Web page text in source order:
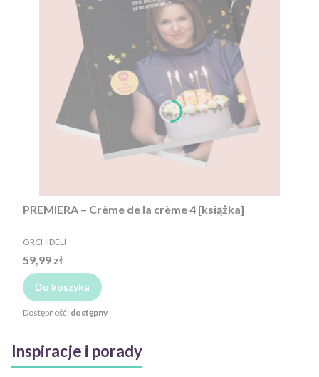
PREMIERA – Crème de la crème 4 [książka]
PRODUCENT
ORCHIDELI
Cena
59,99 zł
Do koszyka
Dostępność: dostępny
Inspiracje i porady